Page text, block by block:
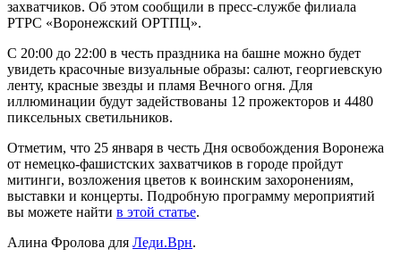
захватчиков. Об этом сообщили в пресс-службе филиала
РТРС «Воронежский ОРТПЦ».
С 20:00 до 22:00 в честь праздника на башне можно будет
увидеть красочные визуальные образы: салют, георгиевскую
ленту, красные звезды и пламя Вечного огня. Для
иллюминации будут задействованы 12 прожекторов и 4480
пиксельных светильников.
Отметим, что 25 января в честь Дня освобождения Воронежа
от немецко-фашистских захватчиков в городе пройдут
митинги, возложения цветов к воинским захоронениям,
выставки и концерты. Подробную программу мероприятий
вы можете найти в этой статье.
Алина Фролова для Леди.Врн.